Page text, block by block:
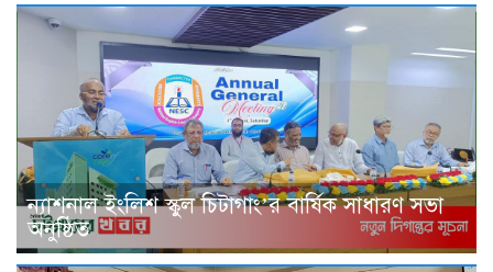
ন্যাশনাল ইংলিশ স্কুল চিটাগাং’র বার্ষিক সাধারণ সভা
অনুষ্ঠিত